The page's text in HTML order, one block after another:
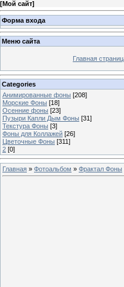
[Мой сайт]
Форма входа
Меню сайта
Главная
Categories
Анимированные фоны [208]
Морские Фоны [18]
Осенние фоны [23]
Пузыри Капли Дым Фоны [31]
Текстура Фоны [3]
Фоны для Коллажей [26]
Цветочные Фоны [311]
2 [0]
Главная » Фотоальбом » Фрактал Фоны